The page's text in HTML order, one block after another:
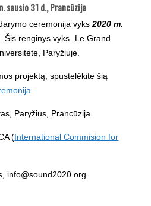
sausio 31 d., Prancūzija
ceremonija vyks2020 m.
. Šis renginys vyks „Le Grand
Paryžiuje.
projektą, spustelėkite šią
Paryžius, Prancūzija
(International Commision for
info@sound2020.org